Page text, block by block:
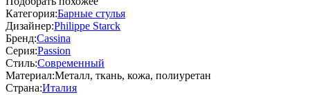
Категория:Барные стулья
Дизайнер:Philippe Starck
Бренд:Cassina
Серия:Passion
Стиль:Современный
Материал:Металл, ткань, кожа, полиуретан
Страна:Италия